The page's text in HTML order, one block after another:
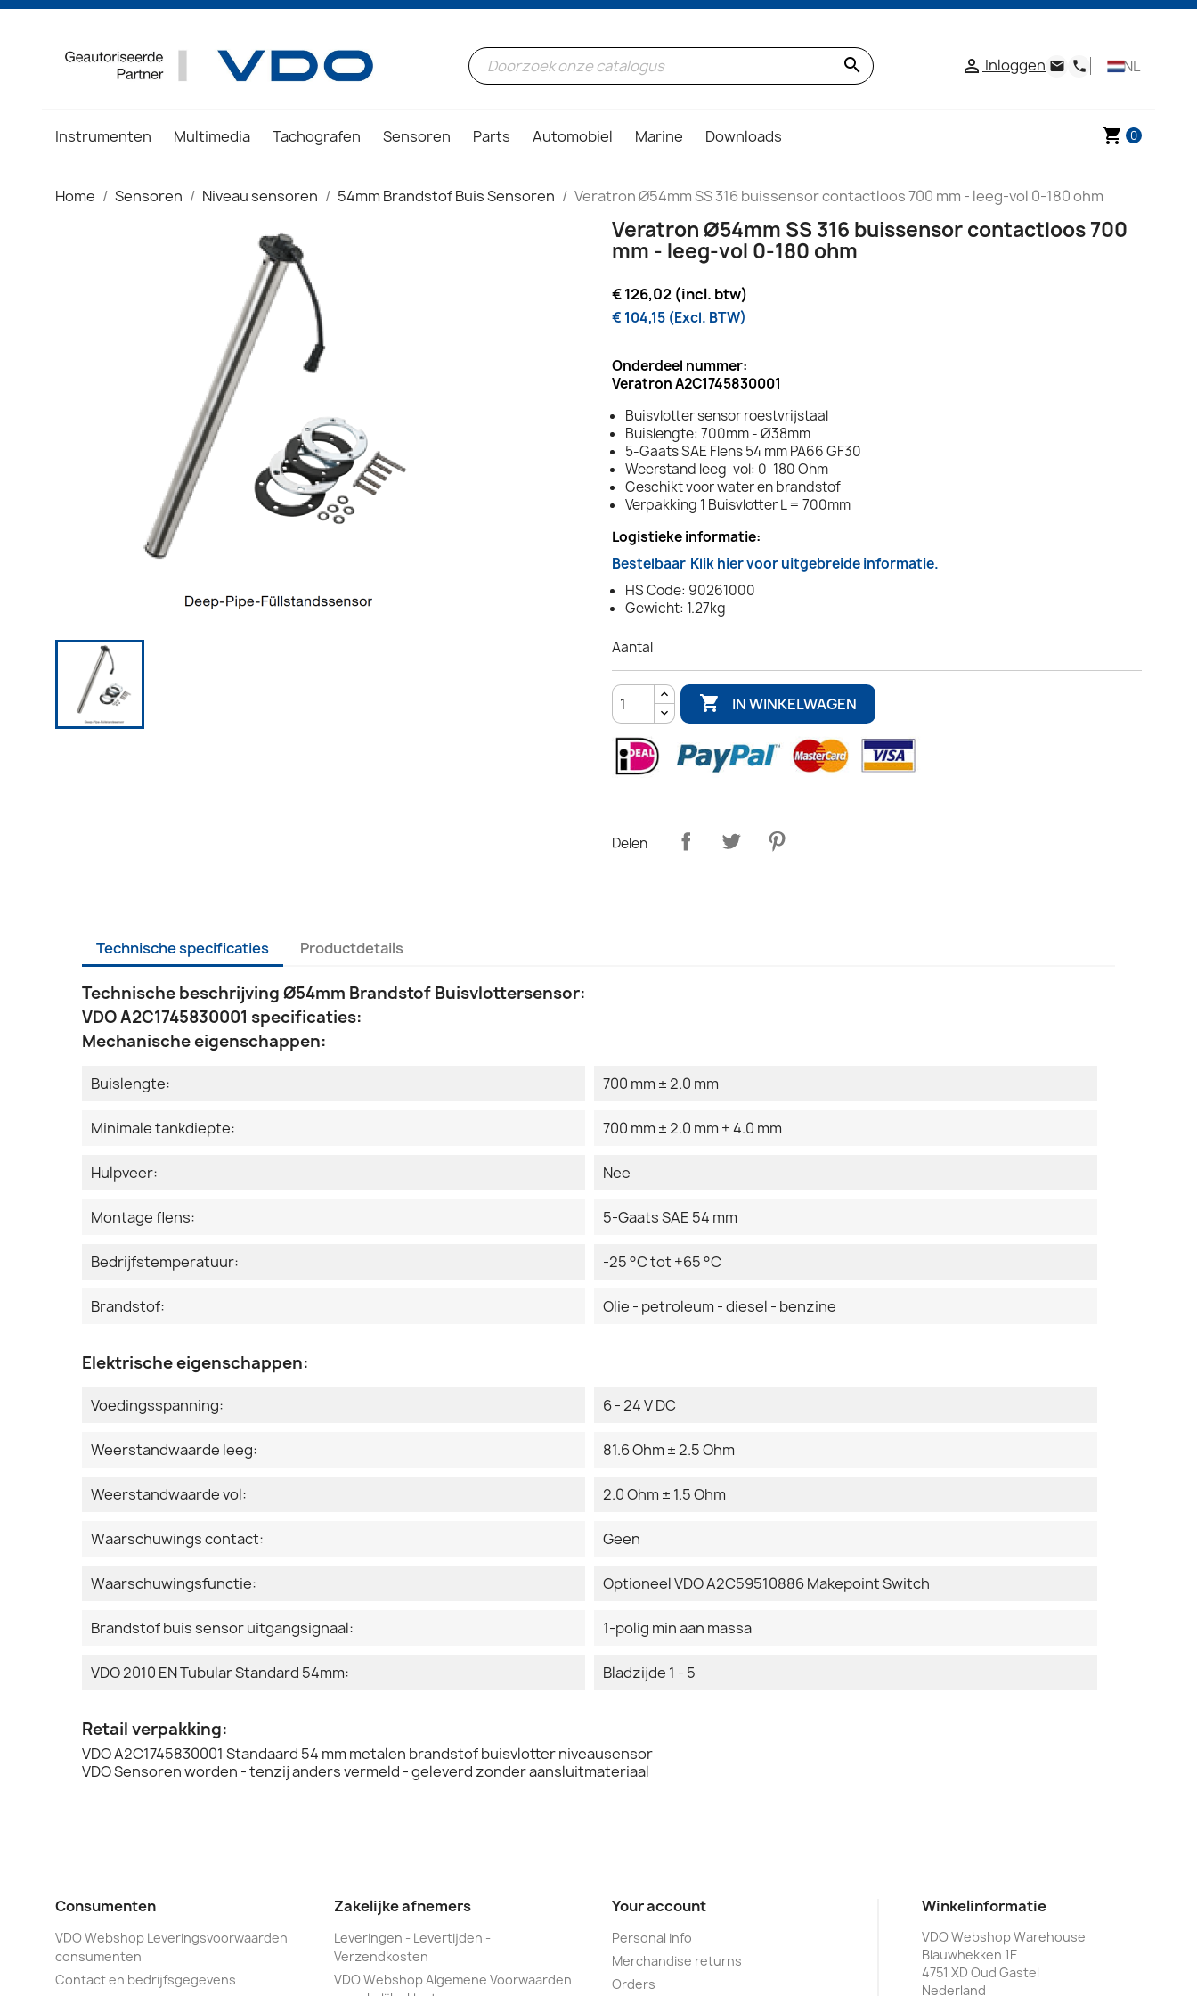
search  Inloggen email phone NL
Instrumenten Multimedia Tachografen Sensoren Parts Automobiel Marine Downloads shopping_cart 0
Home Sensoren Niveau sensoren 54mm Brandstof Buis Sensoren Veratron Ø54mm SS 316 buissensor contactloos 700 mm - leeg-vol 0-180 ohm
Veratron Ø54mm SS 316 buissensor contactloos 700
mm - leeg-vol 0-180 ohm
€ 126,02 (incl. btw)
€ 104,15 (Excl. BTW)
Onderdeel nummer:
Veratron A2C1745830001
Buisvlotter sensor roestvrijstaal
Buislengte: 700mm - Ø38mm
5-Gaats SAE Flens 54 mm PA66 GF30
Weerstand leeg-vol: 0-180 Ohm
Geschikt voor water en brandstof
Verpakking 1 Buisvlotter L = 700mm
Logistieke informatie:
Bestelbaar Klik hier voor uitgebreide informatie.
HS Code: 90261000
Gewicht: 1.27kg
Aantal
 IN WINKELWAGEN
Delen
Technische specificaties Productdetails
Technische beschrijving Ø54mm Brandstof Buisvlottersensor:
VDO A2C1745830001 specificaties:
Mechanische eigenschappen:
Buislengte: 700 mm ± 2.0 mm
Minimale tankdiepte: 700 mm ± 2.0 mm + 4.0 mm
Hulpveer: Nee
Montage flens: 5-Gaats SAE 54 mm
Bedrijfstemperatuur: -25 °C tot +65 °C
Brandstof: Olie - petroleum - diesel - benzine
Elektrische eigenschappen:
Voedingsspanning: 6 - 24 V DC
Weerstandwaarde leeg: 81.6 Ohm ± 2.5 Ohm
Weerstandwaarde vol: 2.0 Ohm ± 1.5 Ohm
Waarschuwings contact: Geen
Waarschuwingsfunctie: Optioneel VDO A2C59510886 Makepoint Switch
Brandstof buis sensor uitgangsignaal: 1-polig min aan massa
VDO 2010 EN Tubular Standard 54mm: Bladzijde 1 - 5
Retail verpakking:
VDO A2C1745830001 Standaard 54 mm metalen brandstof buisvlotter niveausensor
VDO Sensoren worden - tenzij anders vermeld - geleverd zonder aansluitmateriaal
Consumenten
VDO Webshop Leveringsvoorwaarden
consumenten
Contact en bedrijfsgegevens
Zakelijke afnemers
Leveringen - Levertijden -
Verzendkosten
VDO Webshop Algemene Voorwaarden
Your account
Personal info
Merchandise returns
Orders
Winkelinformatie
VDO Webshop Warehouse
Blauwhekken 1E
4751 XD Oud Gastel
Nederland